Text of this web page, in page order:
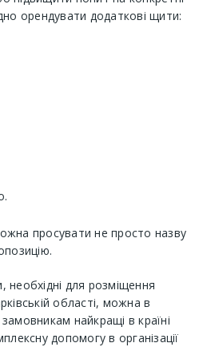
орендувати додаткові щити:
просувати не просто назву
для розміщення
області, можна в
найкращі в країні
допомогу в організації